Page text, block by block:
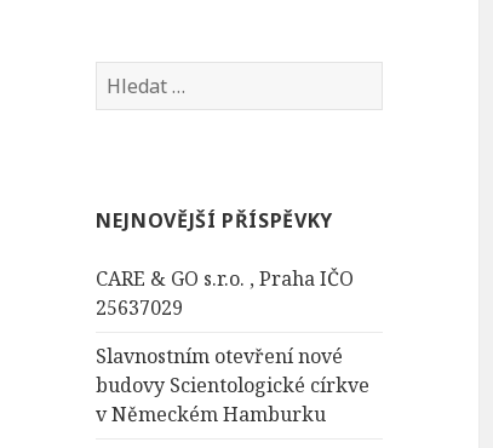
V
y
d
v
á
í
NEJNOVĚJŠÍ PŘÍSPĚVKY
CARE & GO s.r.o. , Praha IČO
25637029
Slavnostním otevření nové
budovy Scientologické církve
v Německém Hamburku